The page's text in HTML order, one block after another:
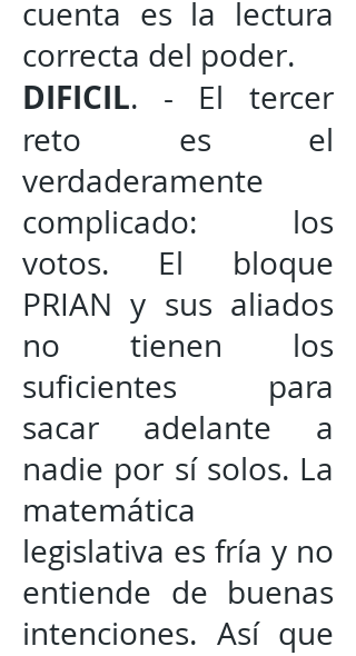
cuenta es la lectura
correcta del poder.
DIFICIL. - El tercer
reto es el
verdaderamente
complicado: los
votos. El bloque
PRIAN y sus aliados
no tienen los
suficientes para
sacar adelante a
nadie por sí solos. La
matemática
legislativa es fría y no
entiende de buenas
intenciones. Así que